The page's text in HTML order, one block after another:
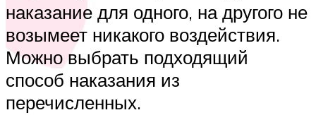
наказание для одного, на другого не
возымеет никакого воздействия.
Можно выбрать подходящий
способ наказания из
перечисленных.